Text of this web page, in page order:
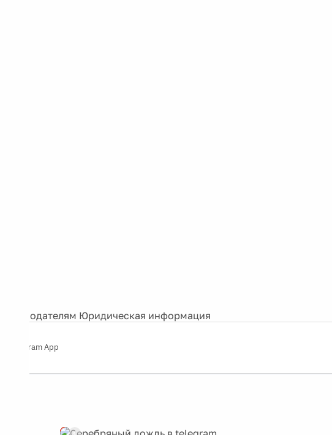
Рекламодателям Юридическая информация
Telegram App